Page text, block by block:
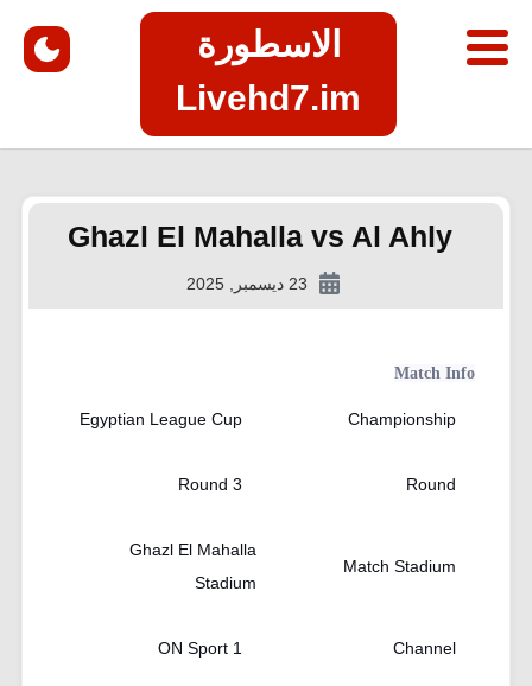
الاسطورة
Livehd7.im
Ghazl El Mahalla vs Al Ahly
23 ديسمبر, 2025
Match Info
Championship
Egyptian League Cup
Round
Round 3
Match Stadium
Ghazl El Mahalla
Stadium
Channel
ON Sport 1